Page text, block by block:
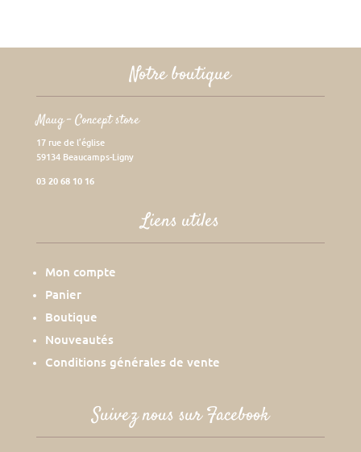
Notre boutique
Maug – Concept store
17 rue de l’église
59134 Beaucamps-Ligny
03 20 68 10 16
Liens utiles
Mon compte
Panier
Boutique
Nouveautés
Conditions générales de vente
Suivez nous sur Facebook